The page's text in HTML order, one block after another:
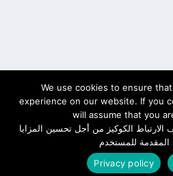
Cookies اتصل بنا
We use cookies to ensure
experience on our website. If you
will assume that you
الكوكيز من أجل تحسين المزايا
المقدمة للمستخدم
Privacy policy